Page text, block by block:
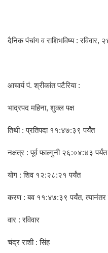
दैनिक पंचांग व राशिभविष्य :
आचार्य पं. श्रीकांत पटैरिया :
भाद्रपद महिना, शुक्ल पक्ष
तिथी : प्रतिपदा ११:४७:३९ पर्यंत
नक्षत्र : पूर्व फाल्गुनी २६:०४:४३ पर्यंत
योग : शिव १२:२८:२१ पर्यंत
करण : बव ११:४७:३९ पर्यंत,
वार : रविवार
चंद्र राशी : सिंह